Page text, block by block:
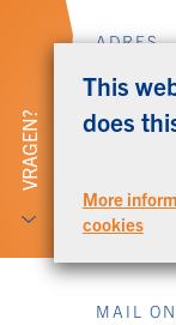
This
does
More
cookies
VRAGEN?
ADRES
BEL ONS
MAIL